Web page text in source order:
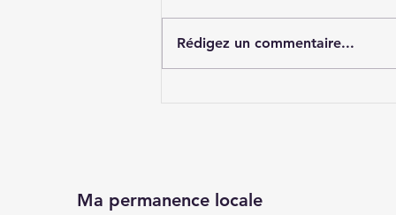
Rédigez un commentaire...
Ma permanence locale